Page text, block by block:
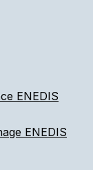
ENEDIS
ENEDIS